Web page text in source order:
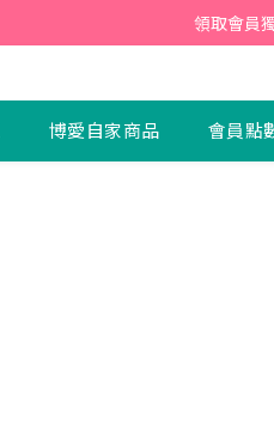
【新會員】即日起至2026月12
領取會員
博愛自家商品 會員點